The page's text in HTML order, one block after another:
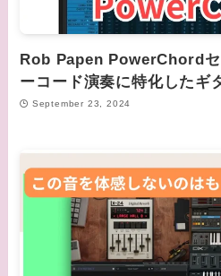
Rob Papen PowerChord
ーコード演奏に特化したギ
September 23, 2024